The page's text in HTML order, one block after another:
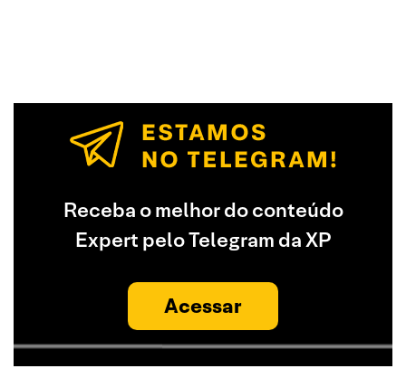
Receba o melhor do conteúdo
Expert pelo Telegram da XP
Acessar